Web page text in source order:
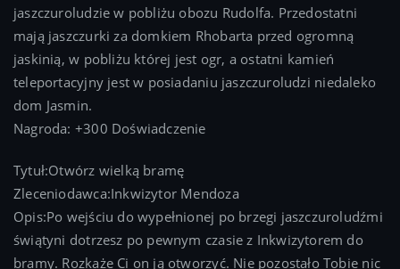
jaszczuroludzie w pobliżu obozu Rudolfa. Przedostatni
mają jaszczurki za domkiem Rhobarta przed ogromną
jaskinią, w pobliżu której jest ogr, a ostatni kamień
teleportacyjny jest w posiadaniu jaszczuroludzi niedaleko
dom Jasmin.
Nagroda: +300 Doświadczenie
Tytuł:Otwórz wielką bramę
Zleceniodawca:Inkwizytor Mendoza
Opis:Po wejściu do wypełnionej po brzegi jaszczuroludźmi
świątyni dotrzesz po pewnym czasie z Inkwizytorem do
bramy. Rozkaże Ci on ją otworzyć. Nie pozostało Tobie nic